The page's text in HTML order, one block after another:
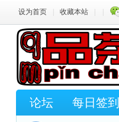
设为首页 收藏本站
论坛 每日签到